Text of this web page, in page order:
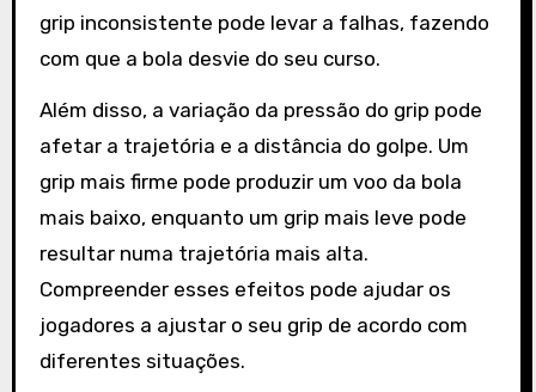
grip inconsistente pode levar a falhas, fazendo
com que a bola desvie do seu curso.
Além disso, a variação da pressão do grip pode
afetar a trajetória e a distância do golpe. Um
grip mais firme pode produzir um voo da bola
mais baixo, enquanto um grip mais leve pode
resultar numa trajetória mais alta.
Compreender esses efeitos pode ajudar os
jogadores a ajustar o seu grip de acordo com
diferentes situações.